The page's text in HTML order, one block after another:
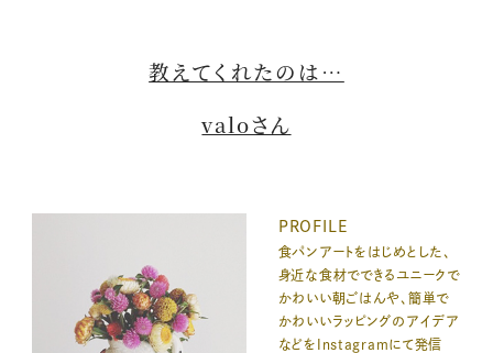
教えてくれたのは…
valoさん
PROFILE
食パンアートをはじめとした、
身近な食材でできるユニークで
かわいい朝ごはんや、簡単で
かわいいラッピングのアイデア
などをInstagramにて発信